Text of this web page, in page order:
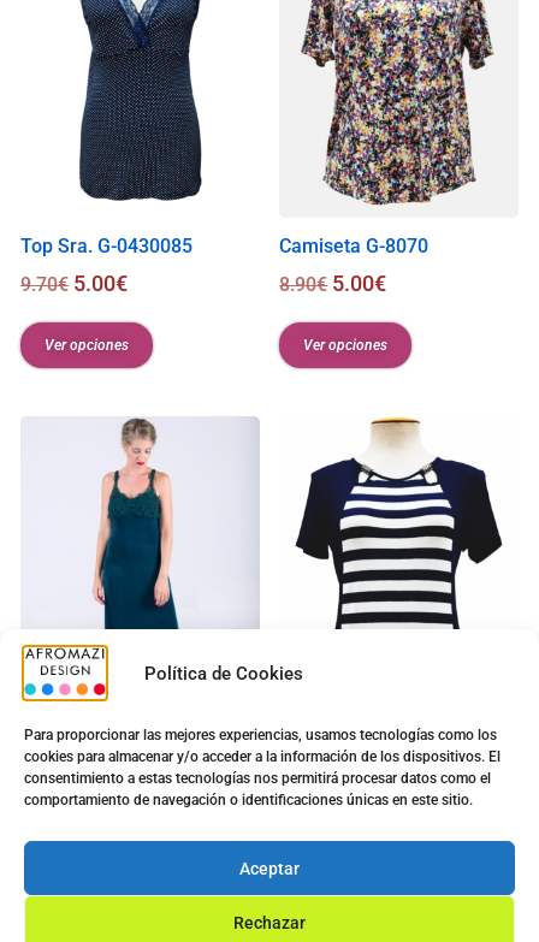
Política de Cookies
Para proporcionar las mejores experiencias, usamos tecnologías como los
cookies para almacenar y/o acceder a la información de los dispositivos. El
consentimiento a estas tecnologías nos permitirá procesar datos como el
comportamiento de navegación o identificaciones únicas en este sitio.
Aceptar
Rechazar
Top Sra. G-0430085
9.70€ 5.00€
Ver opciones
Camiseta G-8070
8.90€ 5.00€
Ver opciones
Vestido Bordado Largo
con Copa
Camiseta Sra. G-0440035
11.70€ 5.00€